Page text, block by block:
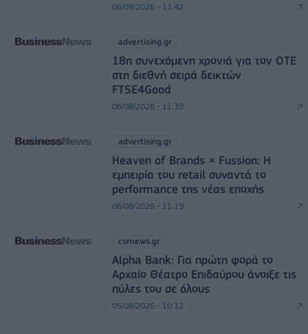
06/08/2026 - 11:42
advertising.gr
18η συνεχόμενη χρονιά για τον ΟΤΕ
στη διεθνή σειρά δεικτών
FTSE4Good
06/08/2026 - 11:39
advertising.gr
Heaven of Brands × Fussion: Η
εμπειρία του retail συναντά το
performance της νέας εποχής
06/08/2026 - 11:19
csrnews.gr
Alpha Bank: Για πρώτη φορά το
Αρχαίο Θέατρο Επιδαύρου άνοιξε τις
πύλες του σε όλους
05/08/2026 - 10:12